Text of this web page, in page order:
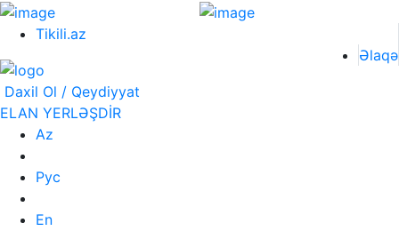
Tikili.az
Əlaqə
Daxil Ol / Qeydiyyat
ELAN YERLƏŞDİR
Az
Рус
En